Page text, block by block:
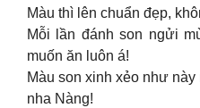
Màu thì lên chuẩn đẹp,
Mỗi lần đánh son ngửi
muốn ăn luôn á!
Màu son xinh xẻo như
nha Nàng!